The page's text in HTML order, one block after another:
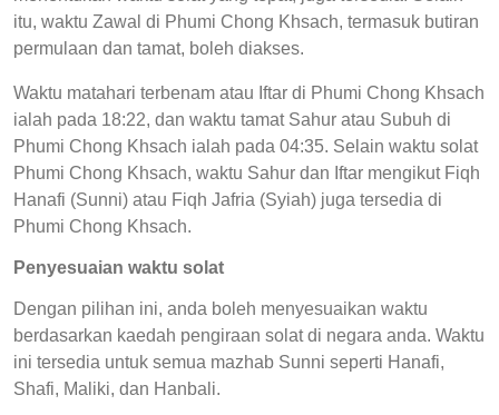
itu, waktu Zawal di Phumi Chong Khsach, termasuk butiran
permulaan dan tamat, boleh diakses.
Waktu matahari terbenam atau Iftar di Phumi Chong Khsach
ialah pada 18:22, dan waktu tamat Sahur atau Subuh di
Phumi Chong Khsach ialah pada 04:35. Selain waktu solat
Phumi Chong Khsach, waktu Sahur dan Iftar mengikut Fiqh
Hanafi (Sunni) atau Fiqh Jafria (Syiah) juga tersedia di
Phumi Chong Khsach.
Penyesuaian waktu solat
Dengan pilihan ini, anda boleh menyesuaikan waktu
berdasarkan kaedah pengiraan solat di negara anda. Waktu
ini tersedia untuk semua mazhab Sunni seperti Hanafi,
Shafi, Maliki, dan Hanbali.